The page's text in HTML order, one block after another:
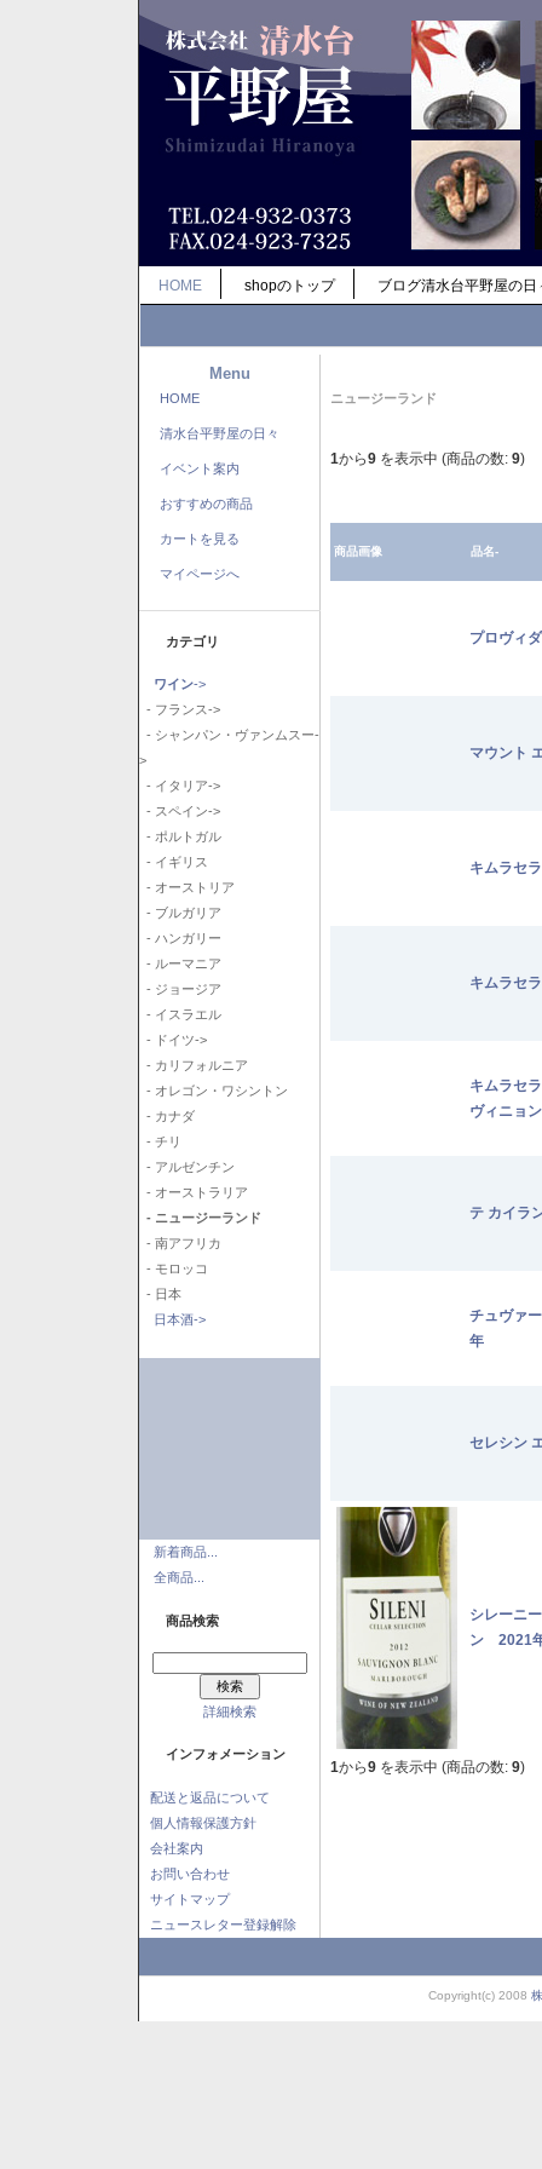
HOME shopのトップ ブログ清水台平野屋の日
Menu
HOME
清水台平野屋の日々
イベント案内
おすすめの商品
カートを見る
マイページへ
カテゴリ
ワイン->
- フランス->
- シャンパン・ヴァンムスー-
>
- イタリア->
- スペイン->
- ポルトガル
- イギリス
- オーストリア
- ブルガリア
- ハンガリー
- ルーマニア
- ジョージア
- イスラエル
- ドイツ->
- カリフォルニア
- オレゴン・ワシントン
- カナダ
- チリ
- アルゼンチン
- オーストラリア
- ニュージーランド
- 南アフリカ
- モロッコ
- 日本
日本酒->
新着商品...
全商品...
商品検索
詳細検索
インフォメーション
配送と返品について
個人情報保護方針
会社案内
お問い合わせ
サイトマップ
ニュースレター登録解除
ニュージーランド
1から9 を表示中 (商品の数: 9)
商品画像 品名-
プロヴィ
マウント
キムラセ
キムラセ
キムラセ
ヴィニョ
テ カイ
チュヴァ
年
セレシン
シレーニ
ン 2021
1から9 を表示中 (商品の数: 9)
Copyright(c) 2008